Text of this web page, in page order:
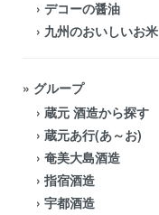
› デコーの醤油
› 九州のおいしいお米
» グループ
› 蔵元 酒造から探す
› 蔵元あ行(あ～お)
› 奄美大島酒造
› 指宿酒造
› 宇都酒造